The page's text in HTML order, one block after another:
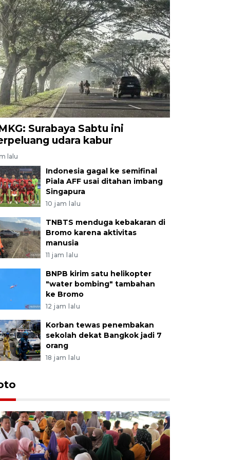
Surabaya Sabtu ini
udara kabur
lalu
Indonesia gagal ke semifinal
Piala AFF usai ditahan imbang
Singapura
10 jam lalu
TNBTS menduga kebakaran di
Bromo karena aktivitas
manusia
11 jam lalu
BNPB kirim satu helikopter
"water bombing" tambahan
ke Bromo
12 jam lalu
Korban tewas penembakan
sekolah dekat Bangkok jadi 7
orang
18 jam lalu